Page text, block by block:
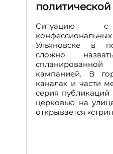
Ситуацию с
Ульяновске в
сложно
кампанией. В
каналах и части
серия
церковью на
открывается